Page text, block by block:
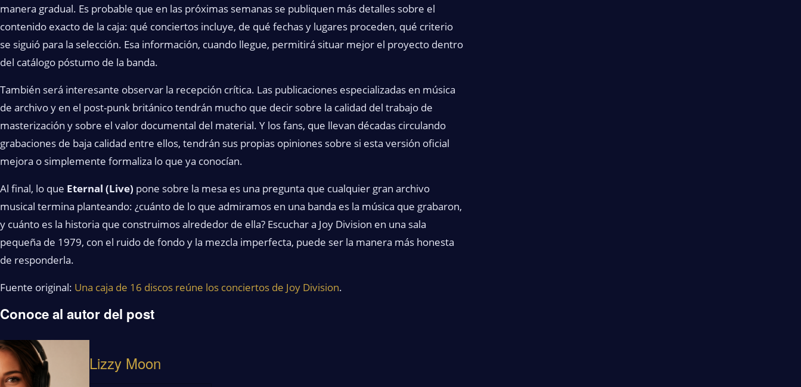
manera gradual. Es probable que en las próximas semanas se publiquen más detalles sobre el
contenido exacto de la caja: qué conciertos incluye, de qué fechas y lugares proceden, qué criterio
se siguió para la selección. Esa información, cuando llegue, permitirá situar mejor el proyecto dentro
del catálogo póstumo de la banda.
También será interesante observar la recepción crítica. Las publicaciones especializadas en música
de archivo y en el post-punk británico tendrán mucho que decir sobre la calidad del trabajo de
masterización y sobre el valor documental del material. Y los fans, que llevan décadas circulando
grabaciones de baja calidad entre ellos, tendrán sus propias opiniones sobre si esta versión oficial
mejora o simplemente formaliza lo que ya conocían.
Al final, lo que Eternal (Live) pone sobre la mesa es una pregunta que cualquier gran archivo
musical termina planteando: ¿cuánto de lo que admiramos en una banda es la música que grabaron,
y cuánto es la historia que construimos alrededor de ella? Escuchar a Joy Division en una sala
pequeña de 1979, con el ruido de fondo y la mezcla imperfecta, puede ser la manera más honesta
de responderla.
Fuente original: Una caja de 16 discos reúne los conciertos de Joy Division.
Conoce al autor del post
Lizzy Moon